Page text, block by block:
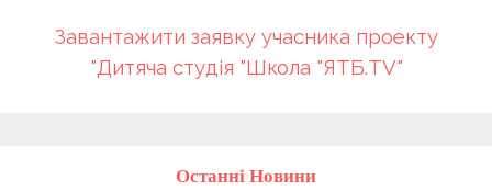
Завантажити заявку учасника проекту
"Дитяча студія "Школа "ЯТБ.TV"
Останні Новини